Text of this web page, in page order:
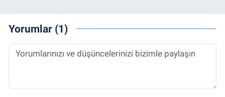
Yorumlar (1)